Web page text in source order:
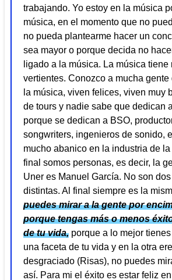
trabajando. Yo estoy en la música
música, en el momento que no
no pueda plantearme hacer un
sea mayor o porque decida no
ligado a la música. La música tiene
vertientes. Conozco a mucha gente
la música, viven felices, viven muy
de tours y nadie sabe que dedican
porque se dedican a BSO,
songwriters, ingenieros de sonido,
mucho abanico en la industria de la
final somos personas, es decir, la
Uner es Manuel García. No son
distintas. Al final siempre es la
puedes mirar a la gente por
porque tengas más o menos
de tu vida, porque a lo mejor
una faceta de tu vida y en la otra
desgraciado (Risas), no puedes
así. Para mi el éxito es estar feliz